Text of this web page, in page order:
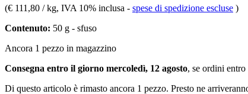
(€ 111,80 / kg, IVA 10% inclusa - spese di spedizione escluse )
Contenuto: 50 g - sfuso
Ancora 1 pezzo in magazzino
Consegna entro il giorno mercoledì, 12 agosto, se ordini entro
Di questo articolo è rimasto ancora 1 pezzo. Presto ne